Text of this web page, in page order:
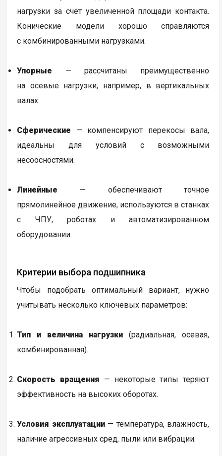
нагрузки за счёт увеличенной площади контакта.
Конические модели хорошо справляются
с комбинированными нагрузками.
Упорные — рассчитаны преимущественно
на осевые нагрузки, например, в вертикальных
валах.
Сферические — компенсируют перекосы вала,
идеальны для условий с возможными
несоосностями.
Линейные — обеспечивают точное
прямолинейное движение, используются в станках
с ЧПУ, роботах и автоматизированном
оборудовании.
Критерии выбора подшипника
Чтобы подобрать оптимальный вариант, нужно
учитывать несколько ключевых параметров:
Тип и величина нагрузки (радиальная, осевая,
комбинированная).
Скорость вращения — некоторые типы теряют
эффективность на высоких оборотах.
Условия эксплуатации— температура, влажность,
наличие агрессивных сред, пыли или вибрации.